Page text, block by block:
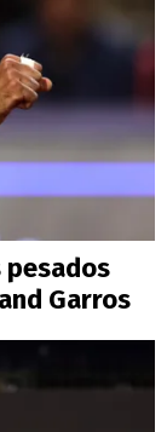
pesados
Garros